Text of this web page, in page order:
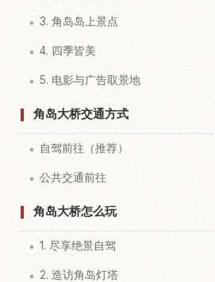
3. 角岛岛上景点
4. 四季皆美
5. 电影与广告取景地
角岛大桥交通方式
自驾前往（推荐）
公共交通前往
角岛大桥怎么玩
1. 尽享绝景自驾
2. 造访角岛灯塔